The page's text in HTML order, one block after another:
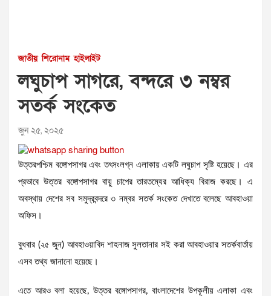
জাতীয় শিরোনাম হাইলাইট
লঘুচাপ সাগরে, বন্দরে ৩ নম্বর
সতর্ক সংকেত
জুন ২৫, ২০২৫
উত্তরপশ্চিম বঙ্গোপসাগর এবং তৎসংলগ্ন এলাকায় একটি লঘুচাপ সৃষ্টি হয়েছে। এর
প্রভাবে উত্তর বঙ্গোপসাগর বায়ু চাপের তারতম্যের আধিক্য বিরাজ করছে। এ
অবস্থায় দেশের সব সমুদ্রবন্দরে ৩ নম্বর সতর্ক সংকেত দেখাতে বলেছে আবহাওয়া
অফিস।
বুধবার (২৫ জুন) আবহাওয়াবিদ শাহনাজ সুলতানার সই করা আবহাওয়ার সতর্কবার্তায়
এসব তথ্য জানানো হয়েছে।
এতে আরও বলা হয়েছে, উত্তর বঙ্গোপসাগর, বাংলাদেশের উপকূলীয় এলাকা এবং